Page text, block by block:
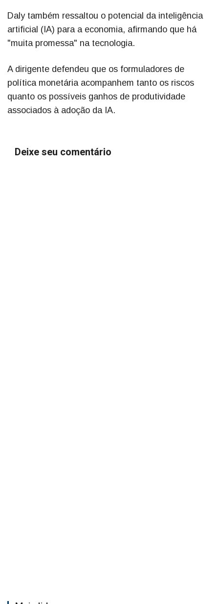
Daly também ressaltou o potencial da inteligência
artificial (IA) para a economia, afirmando que há
"muita promessa" na tecnologia.
A dirigente defendeu que os formuladores de
política monetária acompanhem tanto os riscos
quanto os possíveis ganhos de produtividade
associados à adoção da IA.
Deixe seu comentário